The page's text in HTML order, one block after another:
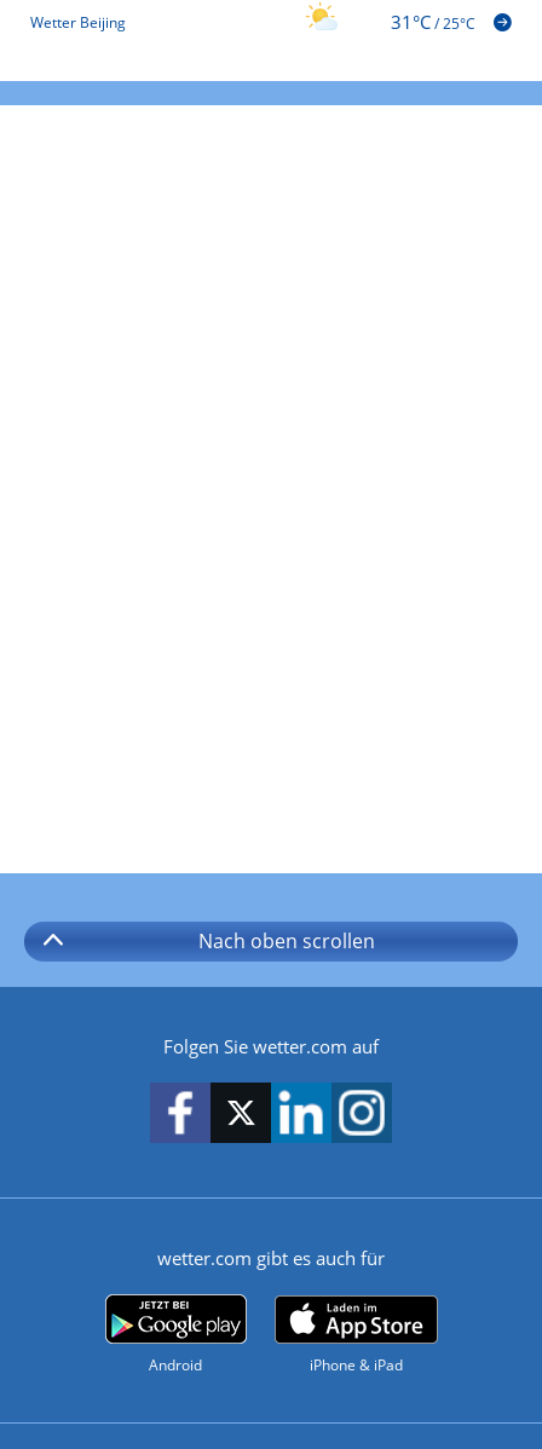
Wetter Beijing 31°C/25°C
Nach oben scrollen
Folgen Sie wetter.com auf
wetter.com gibt es auch für
Android iPhone & iPad